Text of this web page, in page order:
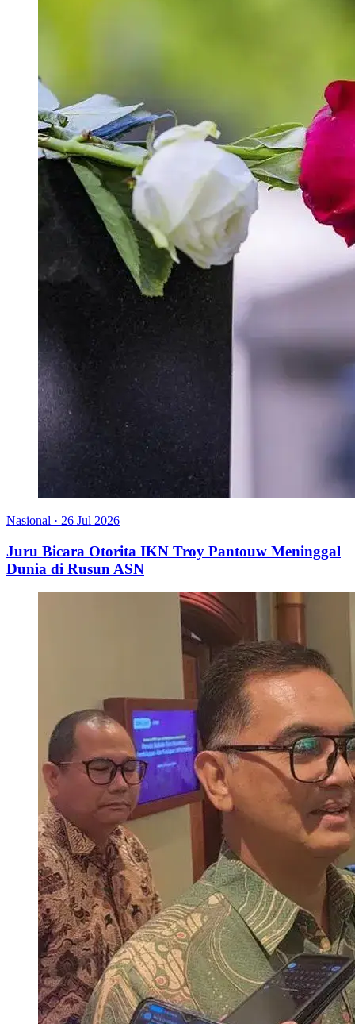
Nasional · 26 Jul 2026
Juru Bicara Otorita IKN Troy Pantouw Meninggal
Dunia di Rusun ASN